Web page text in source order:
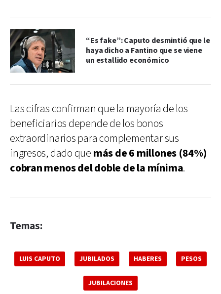
“Es fake”: Caputo desmintió que le
haya dicho a Fantino que se viene
un estallido económico
Las cifras confirman que la mayoría de los
beneficiarios depende de los bonos
extraordinarios para complementar sus
ingresos, dado que más de 6 millones (84%)
cobran menos del doble de la mínima.
Temas:
LUIS CAPUTO JUBILADOS HABERES PESOS
JUBILACIONES